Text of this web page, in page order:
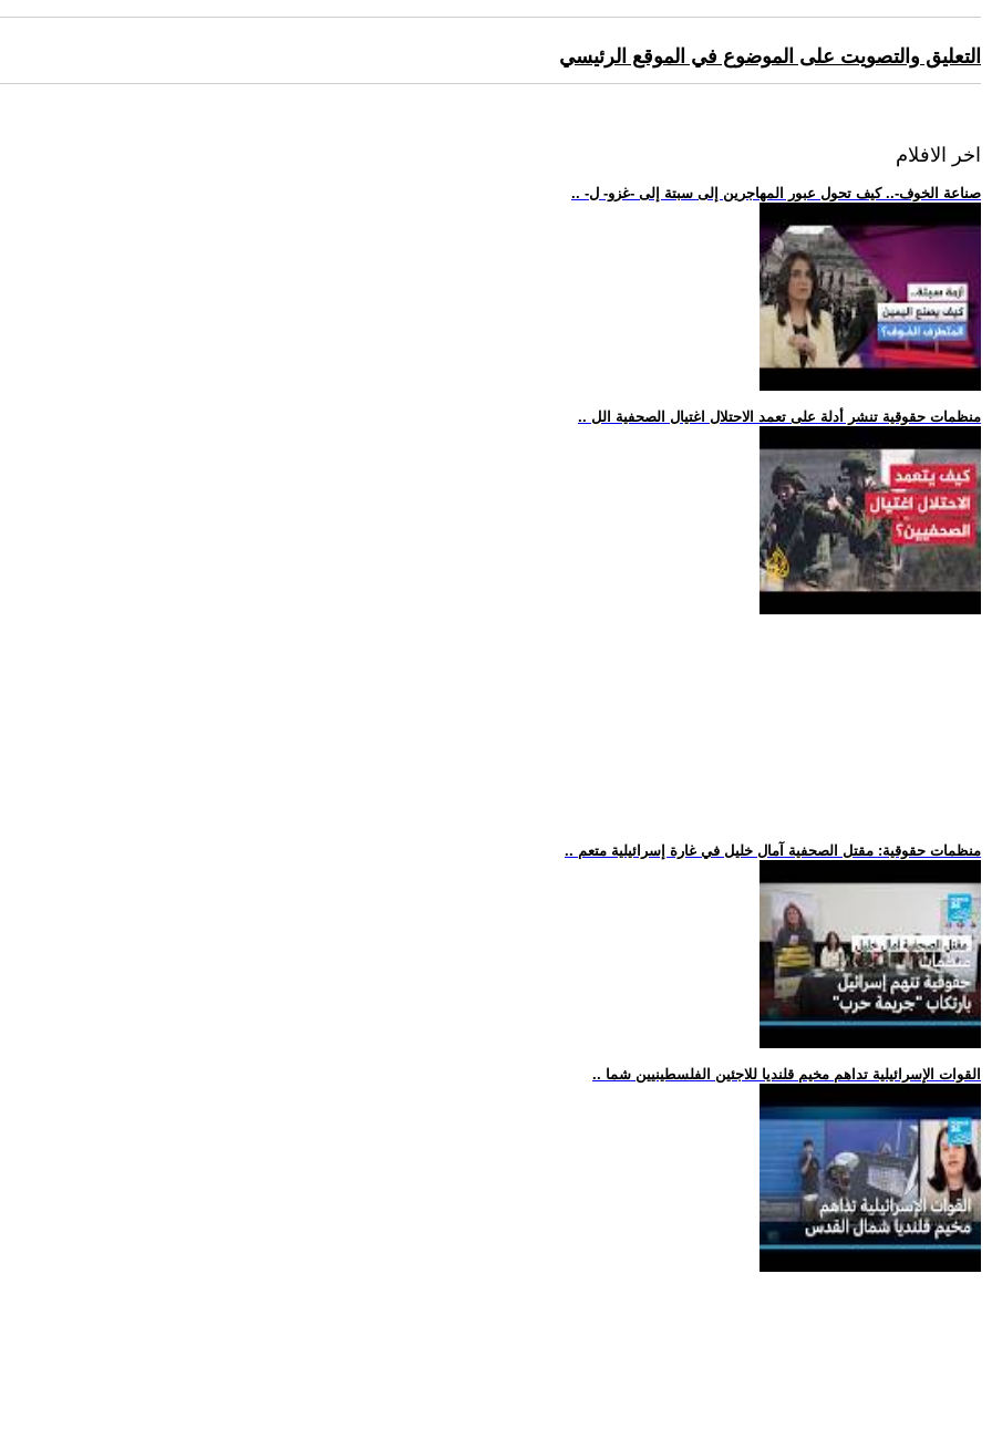
التعليق والتصويت على الموضوع في الموقع الرئيسي
اخر الافلام
.. -صناعة الخوف-.. كيف تحول عبور المهاجرين إلى سبتة إلى -غزو- ل
.. منظمات حقوقية تنشر أدلة على تعمد الاحتلال اغتيال الصحفية الل
.. منظمات حقوقية: مقتل الصحفية آمال خليل في غارة إسرائيلية متعم
.. القوات الإسرائيلية تداهم مخيم قلنديا للاجئين الفلسطينيين شما